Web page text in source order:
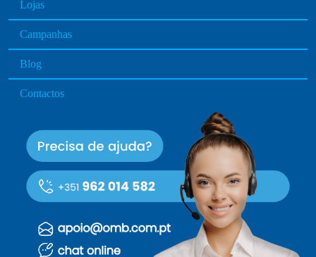
Lojas
Campanhas
Blog
Contactos